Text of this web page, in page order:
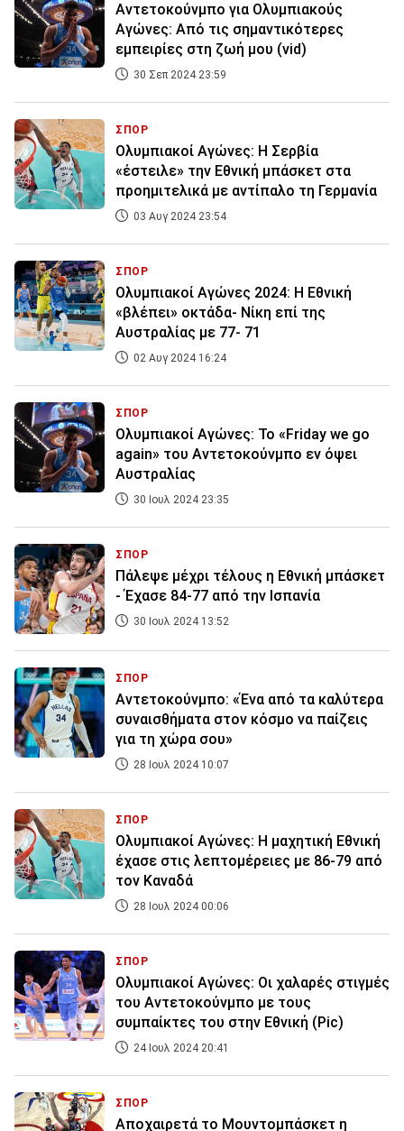
Αντετοκούνμπο για Ολυμπιακούς
Αγώνες: Από τις σημαντικότερες
εμπειρίες στη ζωή μου (vid)
30 Σεπ 2024 23:59
ΣΠΟΡ
Ολυμπιακοί Αγώνες: Η Σερβία
«έστειλε» την Εθνική μπάσκετ στα
προημιτελικά με αντίπαλο τη Γερμανία
03 Αυγ 2024 23:54
ΣΠΟΡ
Ολυμπιακοί Αγώνες 2024: Η Εθνική
«βλέπει» οκτάδα- Νίκη επί της
Αυστραλίας με 77- 71
02 Αυγ 2024 16:24
ΣΠΟΡ
Ολυμπιακοί Αγώνες: Το «Friday we go
again» του Αντετοκούνμπο εν όψει
Αυστραλίας
30 Ιουλ 2024 23:35
ΣΠΟΡ
Πάλεψε μέχρι τέλους η Εθνική μπάσκετ
- Έχασε 84-77 από την Ισπανία
30 Ιουλ 2024 13:52
ΣΠΟΡ
Αντετοκούνμπο: «Ένα από τα καλύτερα
συναισθήματα στον κόσμο να παίζεις
για τη χώρα σου»
28 Ιουλ 2024 10:07
ΣΠΟΡ
Ολυμπιακοί Αγώνες: Η μαχητική Εθνική
έχασε στις λεπτομέρειες με 86-79 από
τον Καναδά
28 Ιουλ 2024 00:06
ΣΠΟΡ
Ολυμπιακοί Αγώνες: Οι χαλαρές στιγμές
του Αντετοκούνμπο με τους
συμπαίκτες του στην Εθνική (Pic)
24 Ιουλ 2024 20:41
ΣΠΟΡ
Αποχαιρετά το Μουντομπάσκετ η